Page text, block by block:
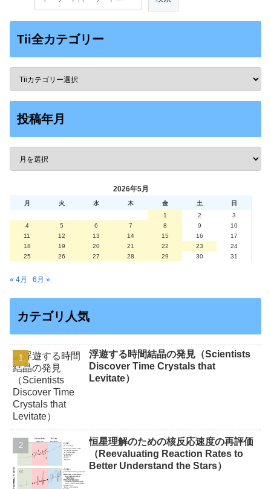
Tii全カテゴリー
投稿年月
2026年5月
月 火 水 木 金 土
日
1
2
3
4
5 6 7 8 9
10
11
12 13 14 15 16
17
18
19 20 21 22 23
24
25
26 27 28 29 30 31
« 4月 6月 »
カテゴリ人気
浮遊する時間結晶の発見（Scientists
Discover Time Crystals that
Levitate）
恒星理解のための核反応速度の再評価
（Reevaluating Reaction Rates to
Better Understand the Stars）